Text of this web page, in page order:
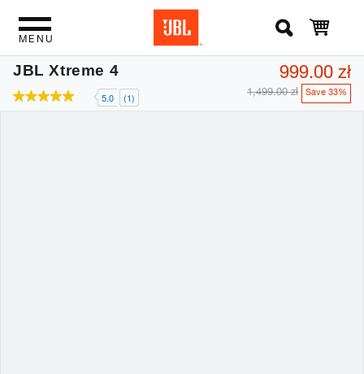
MENU
JBL Xtreme 4
5.0 (1)
999.00 zł
1,499.00 zł Save 33%